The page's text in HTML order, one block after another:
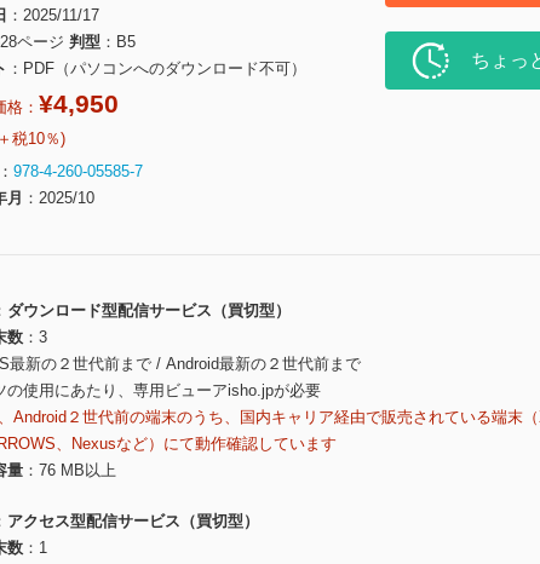
2025/11/17
ページ 判型
B5
PDF（パソコンへのダウンロード不可）
： ¥4,950
税10％)
978-4-260-05585-7
月
2025/10
ちょっ
ダウンロード型配信サービス（買切型）
数
3
最新の２世代前まで / Android最新の２世代前まで
使用にあたり、専用ビューアisho.jpが必要
Android２世代前の端末のうち、国内キャリア経由で販売されている端末（
、Nexusなど）にて動作確認しています
量
76 MB以上
アクセス型配信サービス（買切型）
数
1